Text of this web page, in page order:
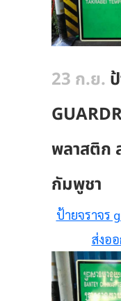
23 ก.ย.
พลาสติก
กัมพูชา
ป้ายจราจร
ส่งอ